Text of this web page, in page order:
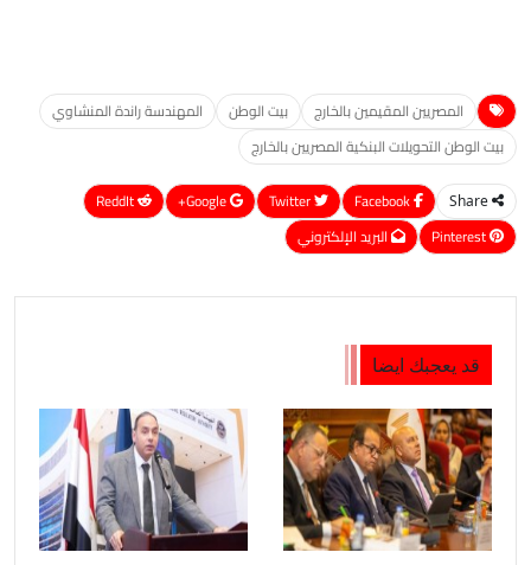
المصريين المقيمين بالخارج بيت الوطن
المهندسة راندة المنشاوي
بيت الوطن التحويلات البنكية المصريين بالخارج
Share
Google+
ReddIt
Pinterest
البريد الإلكتروني
قد يعجبك ايضا